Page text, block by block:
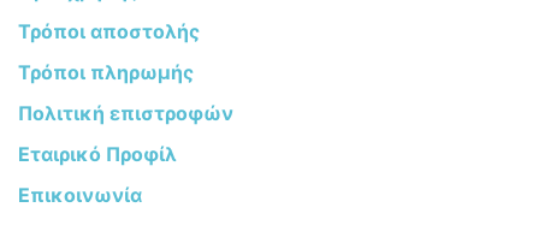
Τρόποι αποστολής
Τρόποι πληρωμής
Πολιτική επιστροφών
Εταιρικό Προφίλ
Επικοινωνία